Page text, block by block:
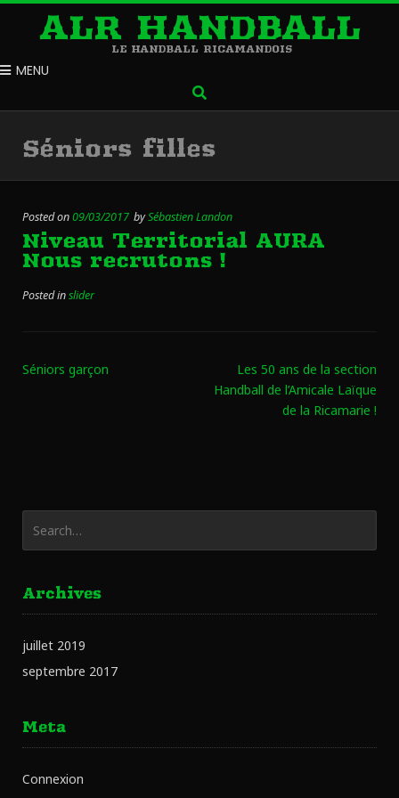
ALR HANDBALL
LE HANDBALL RICAMANDOIS
MENU
Séniors filles
Posted on09/03/2017 bySébastien Landon
Niveau Territorial AURA
Nous recrutons !
Posted inslider
Séniors garçon
Les 50 ans de la section
Handball de l’Amicale Laïque
de la Ricamarie !
Archives
juillet 2019
septembre 2017
Meta
Connexion